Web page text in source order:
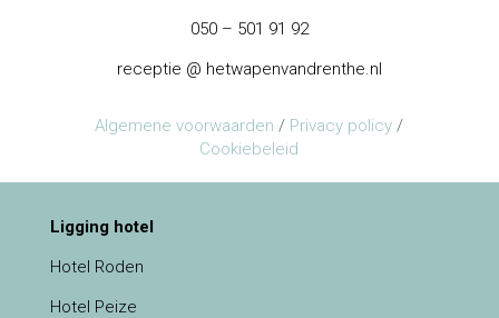
050 – 501 91 92
receptie @ hetwapenvandrenthe.nl
Algemene voorwaarden / Privacy policy /
Cookiebeleid
Ligging hotel
Hotel Roden
Hotel Peize